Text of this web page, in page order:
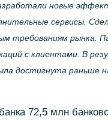
новые
сервисы.
требованиям рынка.
с клиентами. В
достигнута раньше
72,5 млн